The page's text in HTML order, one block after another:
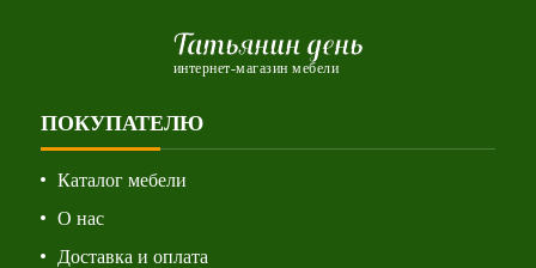
Татьянин день
интернет-магазин мебели
ПОКУПАТЕЛЮ
Каталог мебели
О нас
Доставка и оплата